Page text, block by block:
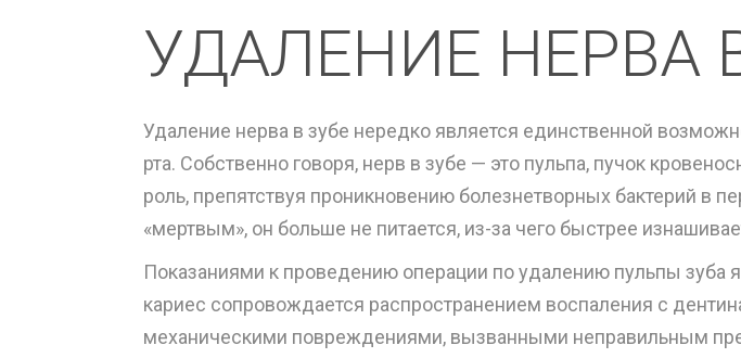
УДАЛЕНИЕ НЕРВА
Удаление нерва в зубе нередко является единственной
рта. Собственно говоря, нерв в зубе — это пульпа, пучок
роль, препятствуя проникновению болезнетворных бактерий в
«мертвым», он больше не питается, из-за чего быстрее
Показаниями к проведению операции по удалению пульпы зуба
кариес сопровождается распространением воспаления с
механическими повреждениями, вызванными неправильным